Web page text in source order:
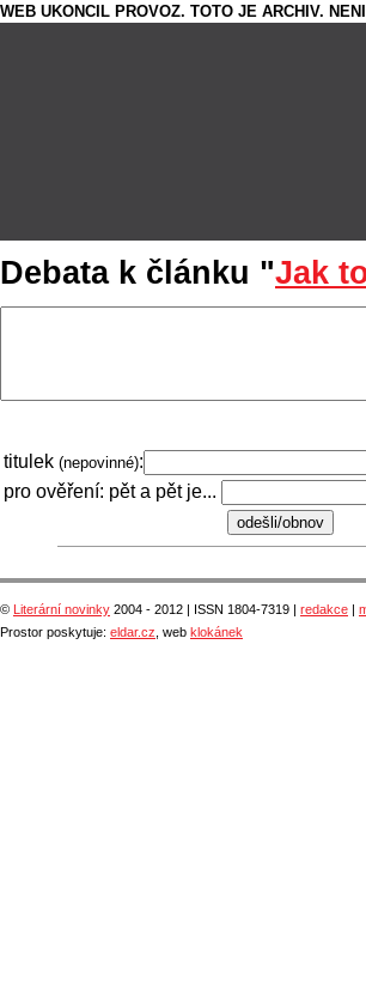
WEB UKONCIL PROVOZ. TOTO JE ARCHIV.
Debata k článku "Jak
titulek (nepovinné):
pro ověření: pět a pět je...
© Literární novinky 2004 - 2012 | ISSN 1804-7319 | redakce |
Prostor poskytuje: eldar.cz , web klokánek